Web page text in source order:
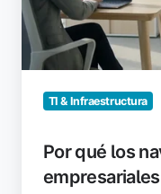
en
Chromium
necesitan
una
estrategia
moderna
TI & Infraestructura
Por qué los